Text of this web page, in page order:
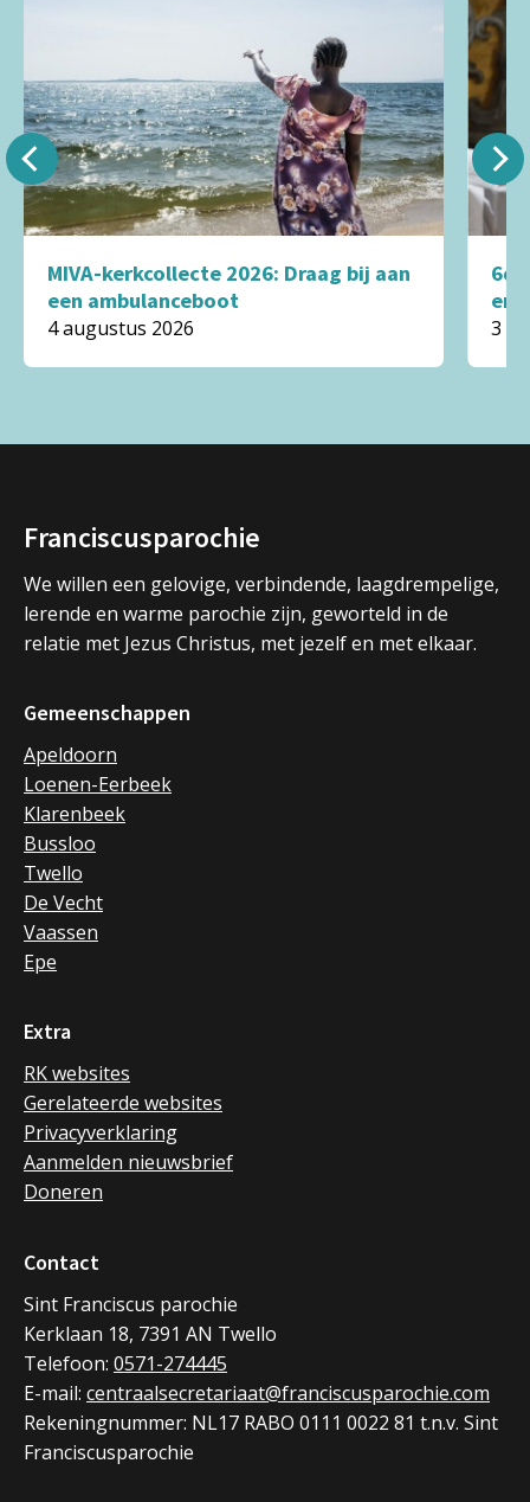
MIVA-kerkcollecte 2026: Draag bij aan
een ambulanceboot
4 augustus 2026
en
3
Franciscusparochie
We willen een gelovige, verbindende, laagdrempelige,
lerende en warme parochie zijn, geworteld in de
relatie met Jezus Christus, met jezelf en met elkaar.
Gemeenschappen
Apeldoorn
Loenen-Eerbeek
Klarenbeek
Bussloo
Twello
De Vecht
Vaassen
Epe
Extra
RK websites
Gerelateerde websites
Privacyverklaring
Aanmelden nieuwsbrief
Doneren
Contact
Sint Franciscus parochie
Kerklaan 18, 7391 AN Twello
Telefoon: 0571-274445
E-mail: centraalsecretariaat@franciscusparochie.com
Rekeningnummer: NL17 RABO 0111 0022 81 t.n.v. Sint
Franciscusparochie